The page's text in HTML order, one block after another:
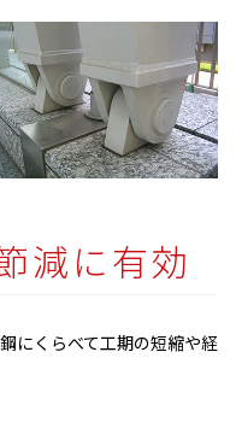
減に有効
にくらべて工期の短縮や経